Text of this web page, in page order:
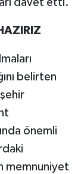
davet etti.
belirten
önemli
memnuniyet